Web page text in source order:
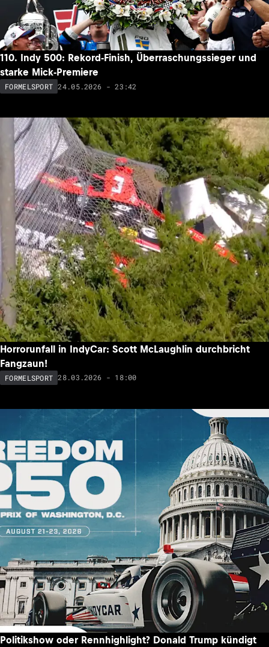
110. Indy 500: Rekord-Finish, Überraschungssieger und
starke Mick-Premiere
FORMELSPORT 24.05.2026 - 23:42
Horrorunfall in IndyCar: Scott McLaughlin durchbricht
Fangzaun!
FORMELSPORT 28.03.2026 - 18:00
Politikshow oder Rennhighlight? Donald Trump kündigt